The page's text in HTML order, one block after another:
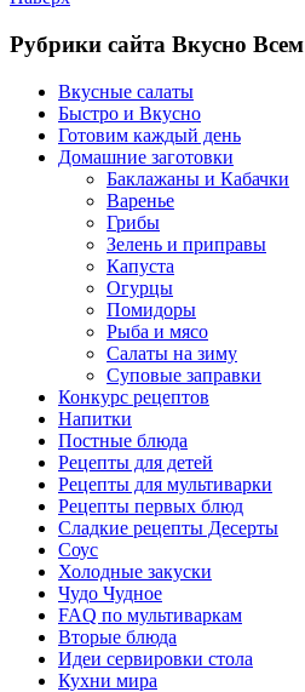
Рубрики сайта Вкусно Всем
Вкусные салаты
Быстро и Вкусно
Готовим каждый день
Домашние заготовки
Баклажаны и Кабачки
Варенье
Грибы
Зелень и приправы
Капуста
Огурцы
Помидоры
Рыба и мясо
Салаты на зиму
Суповые заправки
Конкурс рецептов
Напитки
Постные блюда
Рецепты для детей
Рецепты для мультиварки
Рецепты первых блюд
Сладкие рецепты Десерты
Соус
Холодные закуски
Чудо Чудное
FAQ по мультиваркам
Вторые блюда
Идеи сервировки стола
Кухни мира